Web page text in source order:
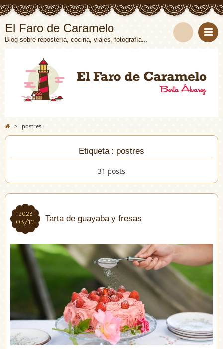
El Faro de Caramelo
Blog sobre repostería, cocina, viajes, fotografía...
> postres
Etiqueta : postres
31 posts
2023
03/12
2023
03/12 Tarta de guayaba y fresas